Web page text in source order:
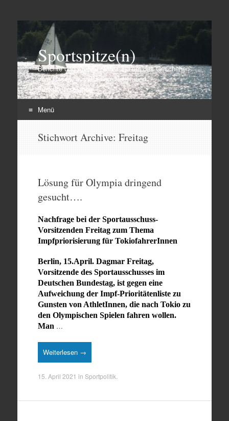
Sportspitze(n)
Berichte und Kommentare rund um das Geschehen
vom Rasen, aus Stadien, Hallen und
Funktionärsetagen
Menü
Stichwort Archive: Freitag
Lösung für Olympia dringend
gesucht….
Nachfrage bei der Sportausschuss-
Vorsitzenden Freitag zum Thema
Impfpriorisierung für TokiofahrerInnen
Berlin, 15.April. Dagmar Freitag,
Vorsitzende des Sportausschusses im
Deutschen Bundestag, ist gegen eine
Aufweichung der Impf-Prioritätenliste zu
Gunsten von AthletInnen, die nach Tokio zu
den Olympischen Spielen fahren wollen.
Man …
Weiterlesen →
15. April 2021 in Sportpolitik